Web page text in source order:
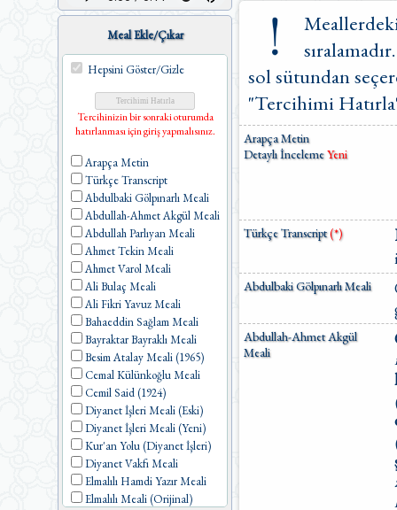
Meal Ekle/Çıkar
Hepsini Göster/Gizle
Tercihinizin bir sonraki oturumda
hatırlanması için giriş yapmalısınız.
Arapça Metin
Türkçe Transcript
Abdulbaki Gölpınarlı Meali
Abdullah-Ahmet Akgül Meali
Abdullah Parlıyan Meali
Ahmet Tekin Meali
Ahmet Varol Meali
Ali Bulaç Meali
Ali Fikri Yavuz Meali
Bahaeddin Sağlam Meali
Bayraktar Bayraklı Meali
Besim Atalay Meali (1965)
Cemal Külünkoğlu Meali
Cemil Said (1924)
Diyanet İşleri Meali (Eski)
Diyanet İşleri Meali (Yeni)
Kur'an Yolu (Diyanet İşleri)
Diyanet Vakfı Meali
Elmalılı Hamdi Yazır Meali
Elmalılı Meali (Orijinal)
sol sütundan
"Tercihimi
Arapça Metin
Detaylı İncelemeYeni
Türkçe Transcript(*)
Abdulbaki Gölpınarlı Meali
Abdullah-Ahmet Akgül
Meali